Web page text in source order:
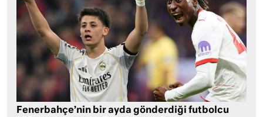
Fenerbahçe’nin bir ayda gönderdiği futbolcu